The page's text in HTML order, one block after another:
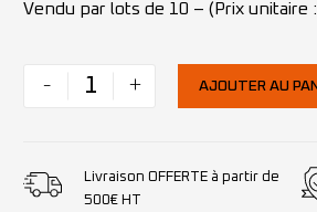
Vendu par lots de 10 – (Prix unitaire
- + AJOUTER AU
Livraison OFFERTE à partir de
500€ HT